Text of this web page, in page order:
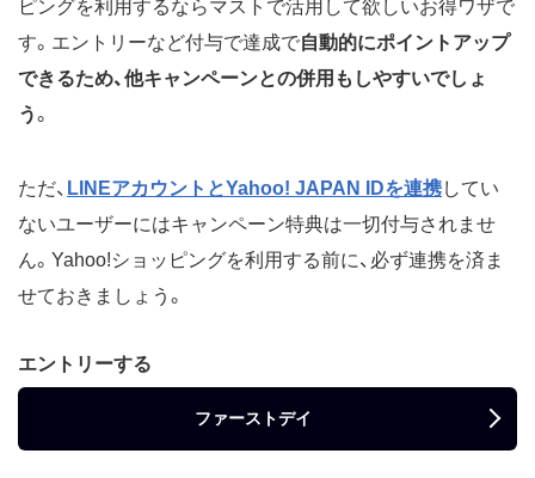
ピングを利用するならマストで活用して欲しいお得ワザで
す。エントリーなど付与で達成で自動的にポイントアップ
できるため、他キャンペーンとの併用もしやすいでしょ
う。
ただ、 LINEアカウントとYahoo! JAPAN IDを連携してい
ないユーザーにはキャンペーン特典は一切付与されませ
ん。Yahoo!ショッピングを利用する前に、必ず連携を済ま
せておきましょう。
エントリーする
ファーストデイ